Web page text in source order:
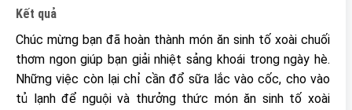
Kết quả
Chúc mừng bạn đã hoàn thành món ăn sinh tố xoài chuối
thơm ngon giúp bạn giải nhiệt sảng khoái trong ngày hè.
Những việc còn lại chỉ cần đổ sữa lắc vào cốc, cho vào
tủ lạnh để nguội và thưởng thức món ăn sinh tố xoài